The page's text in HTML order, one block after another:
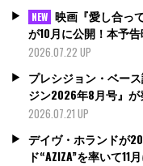
NEW 映画『愛し合っ
が10月に公開！本予
2026.07.22 UP
プレシジョン・ベー
ジン2026年8月号』が
2026.07.21 UP
デイヴ・ホランドが
ド“AZIZA”を率いて